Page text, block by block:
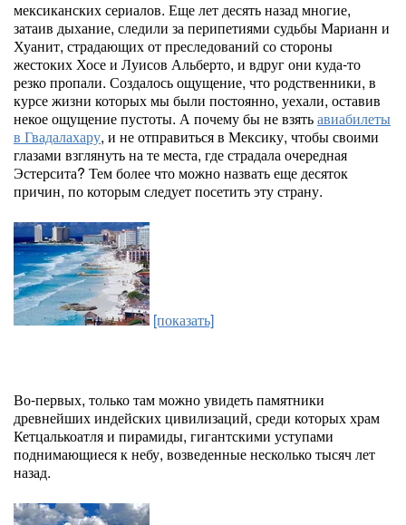
мексиканских сериалов. Еще лет десять назад многие,
затаив дыхание, следили за перипетиями судьбы Марианн и
Хуанит, страдающих от преследований со стороны
жестоких Хосе и Луисов Альберто, и вдруг они куда-то
резко пропали. Создалось ощущение, что родственники, в
курсе жизни которых мы были постоянно, уехали, оставив
некое ощущение пустоты. А почему бы не взятьавиабилеты
в Гвадалахару, и не отправиться в Мексику, чтобы своими
глазами взглянуть на те места, где страдала очередная
Эстерсита? Тем более что можно назвать еще десяток
причин, по которым следует посетить эту страну.
[показать]
Во-первых, только там можно увидеть памятники
древнейших индейских цивилизаций, среди которых храм
Кетцалькоатля и пирамиды, гигантскими уступами
поднимающиеся к небу, возведенные несколько тысяч лет
назад.